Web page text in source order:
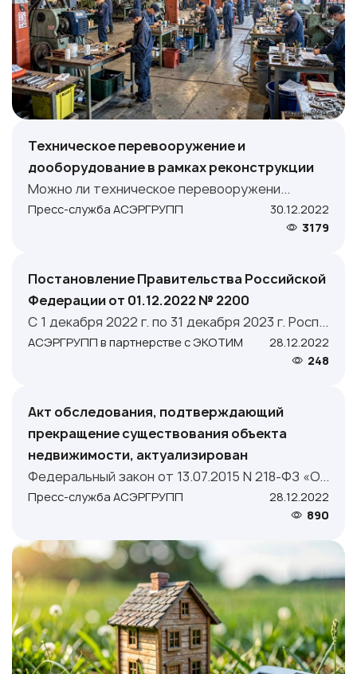
Техническое перевооружение и
дооборудование в рамках реконструкции
Можно ли техническое перевооружени...
Пресс-служба АСЭРГРУПП
30.12.2022
3179
Постановление Правительства Российской
Федерации от 01.12.2022 № 2200
С 1 декабря 2022 г. по 31 декабря 2023 г. Росп...
АСЭРГРУПП в партнерстве с ЭКОТИМ
28.12.2022
248
Акт обследования, подтверждающий
прекращение существования объекта
недвижимости, актуализирован
Федеральный закон от 13.07.2015 N 218-ФЗ «О...
Пресс-служба АСЭРГРУПП
28.12.2022
890